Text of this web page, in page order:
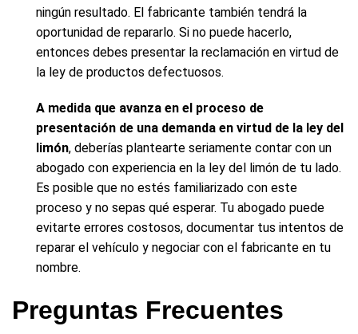
ningún resultado. El fabricante también tendrá la
oportunidad de repararlo. Si no puede hacerlo,
entonces debes presentar la reclamación en virtud de
la ley de productos defectuosos.
A medida que avanza en el proceso de
presentación de una demanda en virtud de la ley del
limón, deberías plantearte seriamente contar con un
abogado con experiencia en la ley del limón de tu lado.
Es posible que no estés familiarizado con este
proceso y no sepas qué esperar. Tu abogado puede
evitarte errores costosos, documentar tus intentos de
reparar el vehículo y negociar con el fabricante en tu
nombre.
Preguntas Frecuentes